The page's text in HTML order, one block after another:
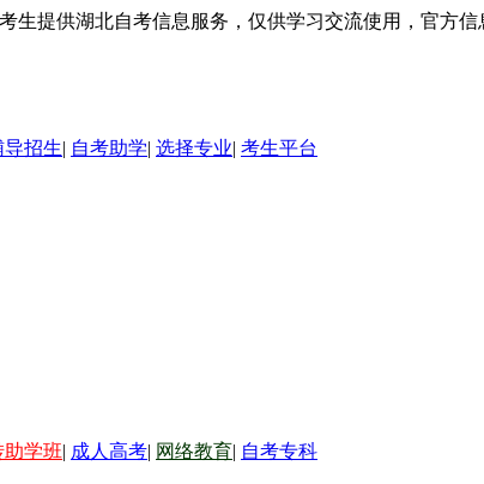
生提供湖北自考信息服务，仅供学习交流使用，官方信
导招生| 自考助学| 选择专业| 考生平台
助学班| 成人高考| 网络教育| 自考专科